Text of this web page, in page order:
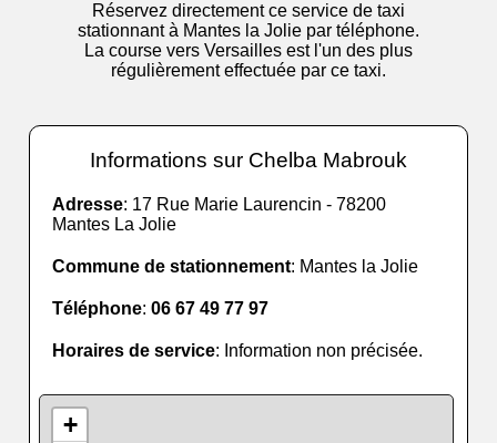
Réservez directement ce service de taxi
stationnant à Mantes la Jolie par téléphone.
La course vers Versailles est l'un des plus
régulièrement effectuée par ce taxi.
Informations sur Chelba Mabrouk
Adresse: 17 Rue Marie Laurencin - 78200
Mantes La Jolie
Commune de stationnement: Mantes la Jolie
Téléphone:06 67 49 77 97
Horaires de service: Information non précisée.
+